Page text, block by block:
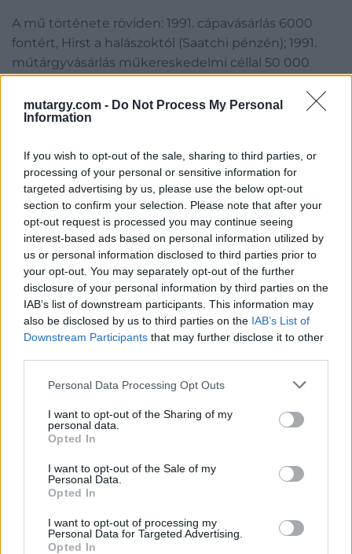
mutargy.com - Do Not Process My Personal
Information
If you wish to opt-out of the sale, sharing to third parties, or
processing of your personal or sensitive information for
targeted advertising by us, please use the below opt-out
section to confirm your selection. Please note that after your
opt-out request is processed you may continue seeing
interest-based ads based on personal information utilized by
us or personal information disclosed to third parties prior to
your opt-out. You may separately opt-out of the further
disclosure of your personal information by third parties on the
IAB’s list of downstream participants. This information may
also be disclosed by us to third parties on the IAB’s List of
Downstream Participants that may further disclose it to other
Personal Data Processing Opt Outs
I want to opt-out of the Sharing of my
personal data.
Opted In
I want to opt-out of the Sale of my
Personal Data.
Opted In
I want to opt-out of processing my
Personal Data for Targeted Advertising.
Opted In
A mű története röviden: 1991. cápavásárlás 6000
fontért, Hirst a halászoktól (Saatchi pénzén); 1991.
műtárgyvásárlás műkereskedelmi céllal 50 000
kiállítást követően, 2004-ben, immár Amerikában,
Gagosian közvetítésével Cohen vásárolja meg 12
Mennyiért adja tovább? Nem, ő nem adja el, és ez
újra meglepő fordulat. Ő elajándékozza a New York-i
Metropolitan Museum of Artnak.
Művészek, műkereskedők és műgyűjtők, galériák,
árverések és hírverések, és pénzek, nagyon nagy
pénzek. Ez a műkereskedelem. Erről szól a könyv,
amelyben nemcsak a nagyvilág műkereskedelmét,
hanem a magyart is megismerhetjük.
Készleten
Martos Gábor - Műkereskedelem. Egy cápa ára mennyiség
ISBN: 978-963-2797-91-5
Oldalszám: 232